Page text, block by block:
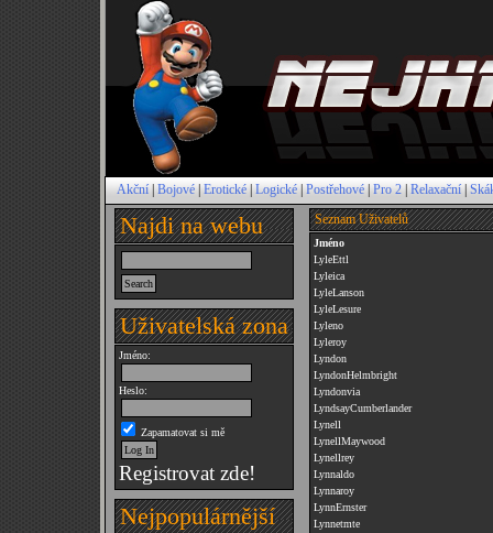
Akční|Bojové|Erotické|Logické|Postřehové|Pro 2|Relaxační|
Najdi na webu
Uživatelská zona
Jméno:
Heslo:
Zapamatovat si mě
Registrovat zde!
Nejpopulárnější
Seznam Uživatelů
Jméno
LyleEttl
Lyleica
LyleLanson
LyleLesure
Lyleno
Lyleroy
Lyndon
LyndonHelmbright
Lyndonvia
LyndsayCumberlander
Lynell
LynellMaywood
Lynellrey
Lynnaldo
Lynnaroy
LynnErnster
Lynnetmte